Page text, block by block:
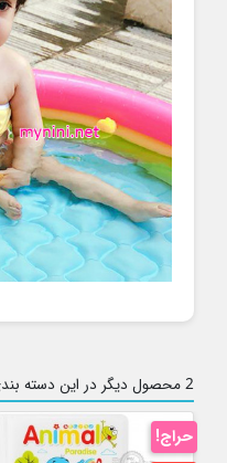
2 محصول دیگر در این دسته بندی:
حراج!